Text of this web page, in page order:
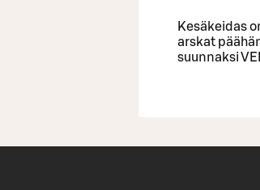
Kesäkeidas
arskat
suunnaksi